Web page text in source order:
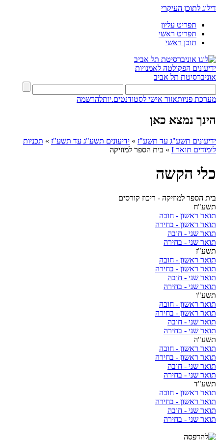
דילוג לתוכן העיקרי
תפריט עליון
תפריט ראשי
תוכן ראשי
ידיעונים הפקולטה לאמנויות
אוניברסיטת תל אביב
מערכת פניותאזור אישי לסטודנטים.יותלהרשמה
הינך נמצא כאן
ידיעונים תשע"ג עד תשע"ז » ידיעונים תשע"ג עד תשע"ז » תכניות
לימודים תואר I
» בית הספר למוזיקה
כלי הקשה
בית הספר למוזיקה - ריכוז קורסים
תשע"ח
תואר ראשון - חובה
תואר ראשון - בחירה
תואר שני - חובה
תואר שני - בחירה
תשע"ז
תואר ראשון - חובה
תואר ראשון - בחירה
תואר שני - חובה
תואר שני - בחירה
תשע"ו
תואר ראשון - חובה
תואר ראשון - בחירה
תואר שני - חובה
תואר שני - בחירה
תשע"ה
תואר ראשון - חובה
תואר ראשון - בחירה
תואר שני - חובה
תואר שני - בחירה
תשע"ד
תואר ראשון - חובה
תואר ראשון - בחירה
תואר שני - חובה
תואר שני - בחירה